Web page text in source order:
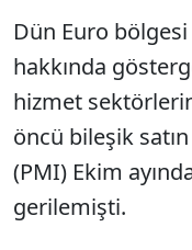
Dün Euro
hakkında
hizmet
öncü bileşik
(PMI) Ekim
gerilemişti.